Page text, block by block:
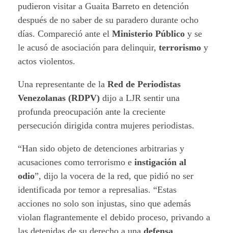
pudieron visitar a Guaita Barreto en detención
después de no saber de su paradero durante ocho
días. Compareció ante el Ministerio Público y se
le acusó de asociación para delinquir, terrorismo y
actos violentos.
Una representante de la Red de Periodistas
Venezolanas (RDPV) dijo a LJR sentir una
profunda preocupación ante la creciente
persecución dirigida contra mujeres periodistas.
“Han sido objeto de detenciones arbitrarias y
acusaciones como terrorismo e instigación al
odio”, dijo la vocera de la red, que pidió no ser
identificada por temor a represalias. “Estas
acciones no solo son injustas, sino que además
violan flagrantemente el debido proceso, privando a
las detenidas de su derecho a una defensa